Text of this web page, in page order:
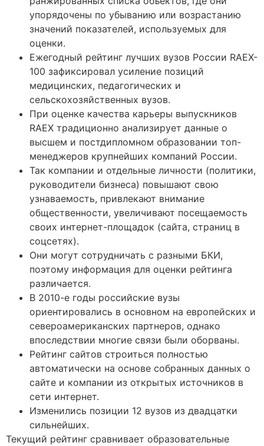
упорядочены по убыванию или возрастанию
значений показателей, используемых для
оценки.
Ежегодный рейтинг лучших вузов России RAEX-
100 зафиксировал усиление позиций
медицинских, педагогических и
сельскохозяйственных вузов.
При оценке качества карьеры выпускников
RAEX традиционно анализирует данные о
высшем и постдипломном образовании топ-
менеджеров крупнейших компаний России.
Так компании и отдельные личности (политики,
руководители бизнеса) повышают свою
узнаваемость, привлекают внимание
общественности, увеличивают посещаемость
своих интернет-площадок (сайта, страниц в
соцсетях).
Они могут сотрудничать с разными БКИ,
поэтому информация для оценки рейтинга
различается.
В 2010-е годы российские вузы
ориентировались в основном на европейских и
североамериканских партнеров, однако
впоследствии многие связи были оборваны.
Рейтинг сайтов строиться полностью
автоматически на основе собранных данных о
сайте и компании из открытых источников в
сети интернет.
Изменились позиции 12 вузов из двадцатки
сильнейших.
Текущий рейтинг сравнивает образовательные